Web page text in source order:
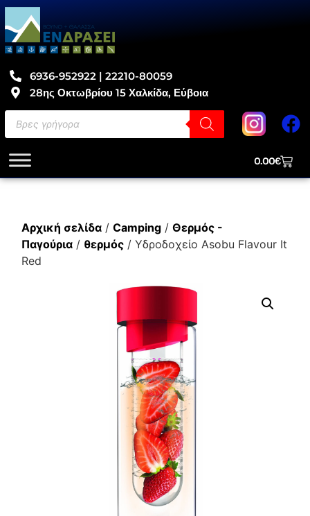
6936-952922 | 22210-80059
28ης Οκτωβρίου 15 Χαλκίδα, Εύβοια
0.00€
Αρχική σελίδα/ Camping/ Θερμός -
Παγούρια/ θερμός/ Υδροδοχείο Asobu Flavour It
Red